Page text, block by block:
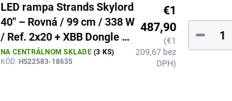
LED rampa Strands Skylord
40" – Rovná / 99 cm / 338 W
/ Ref. 2x20 + XBB Dongle &
PowerUnit
NA CENTRÁLNOM SKLADE(3 KS)
KÓD: HS22583-18635
€1
487,90
(€1
209,67 bez
DPH)
−